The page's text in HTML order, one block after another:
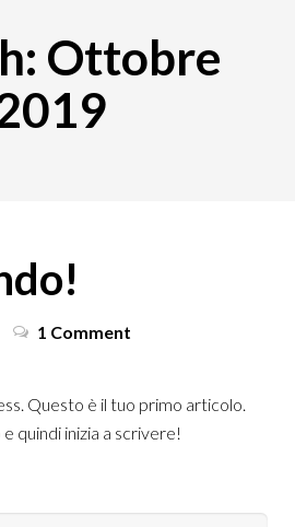
Ottobre
1 Comment
Questo è il tuo primo articolo.
quindi inizia a scrivere!